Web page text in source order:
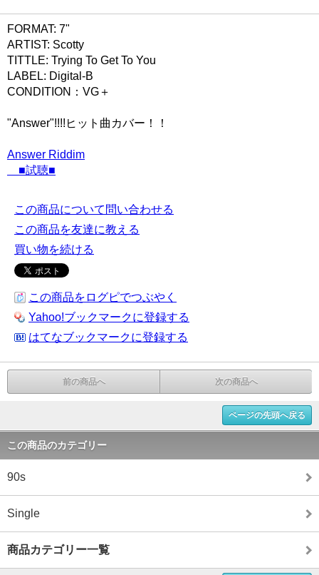
FORMAT: 7"
ARTIST: Scotty
TITTLE: Trying To Get To You
LABEL: Digital-B
CONDITION：VG＋
"Answer"!!!!ヒット曲カバー！！
Answer Riddim
■試聴■
この商品について問い合わせる
この商品を友達に教える
買い物を続ける
この商品をログピでつぶやく
Yahoo!ブックマークに登録する
はてなブックマークに登録する
前の商品へ 次の商品へ
ページの先頭へ戻る
この商品のカテゴリー
90s
Single
商品カテゴリー一覧